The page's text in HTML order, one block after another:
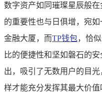
数字资产如同璀璨星辰般
的重要性也与日俱增，宛
金融大厦，而TP钱包，恰
比的便捷性和坚如磐石的
出，吸引了无数用户的目
样才能充分发挥其最大价